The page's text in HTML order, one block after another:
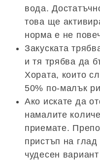
вода.
това ще
норма е не
Закуската
и тя трябва да
Хората, които
50% по-малък
Ако искате да
намалите
приемате.
пристъп на
чудесен